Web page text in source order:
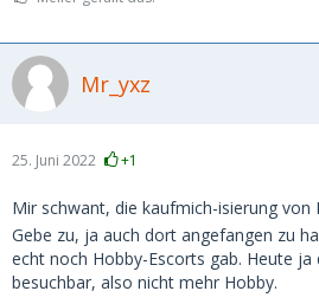
Mr_yxz
25. Juni 2022 +1
Mir schwant, die kaufmich-isierung von
Gebe zu, ja auch dort angefangen zu
echt noch Hobby-Escorts gab. Heute
besuchbar, also nicht mehr Hobby.